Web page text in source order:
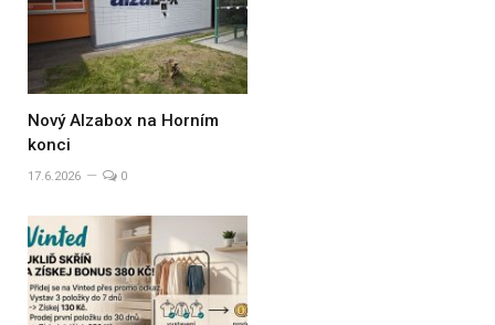
Nový Alzabox na Horním
konci
17.6.2026 0